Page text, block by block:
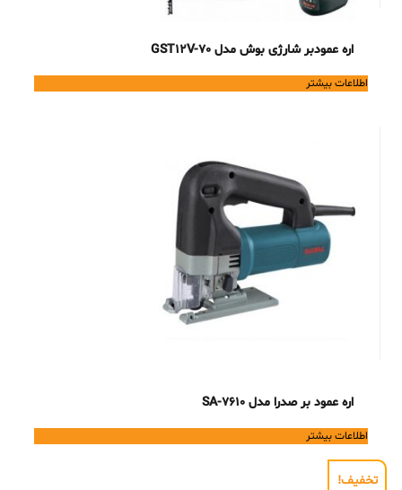
اره عمودبر شارژی بوش مدل GST12V-70
اطلاعات بیشتر
اره عمود بر صدرا مدل SA-7610
اطلاعات بیشتر
تخفیف!